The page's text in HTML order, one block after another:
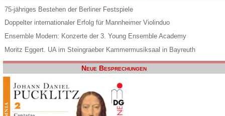
75-jähriges Bestehen der Berliner Festspiele
Doppelter internationaler Erfolg für Mannheimer Violinduo
Ensemble Modern: Konzerte der 3. Young Ensemble Academy
Moritz Eggert. UA im Steingraeber Kammermusiksaal in Bayreuth
Neue Besprechungen